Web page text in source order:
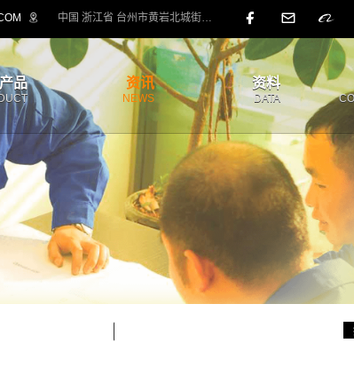
品 资讯
NEWS
资料
DATA
中国 浙江省 台州市黄岩北城街道广兴路88号   